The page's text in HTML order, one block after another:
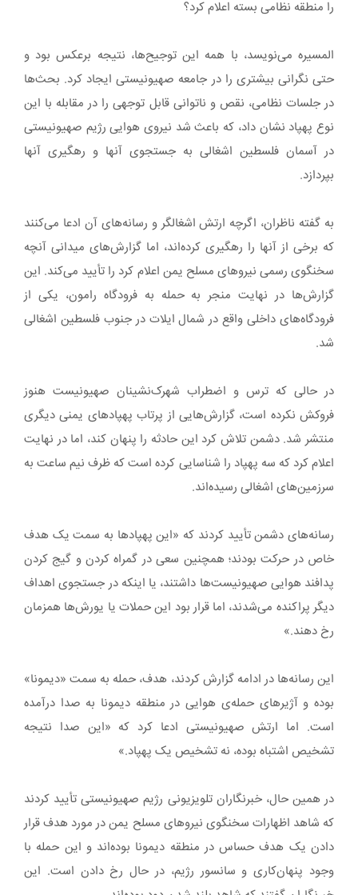
را منطقه نظامی بسته اعلام کرد؟
المسیره می‌نویسد، با همه این توجیح‌ها، نتیجه برعکس بود و
حتی نگرانی بیشتری را در جامعه صهیونیستی ایجاد کرد. بحث‌ها
در جلسات نظامی، نقص و ناتوانی قابل توجهی را در مقابله با این
نوع پهپاد نشان داد، که باعث شد نیروی هوایی رژیم صهیونیستی
در آسمان فلسطین اشغالی به جستجوی آنها و رهگیری آنها
بپردازد.
به گفته ناظران، اگرچه ارتش اشغالگر و رسانه‌های آن ادعا می‌کنند
که برخی از آنها را رهگیری کرده‌اند، اما گزارش‌های میدانی آنچه
سخنگوی رسمی نیروهای مسلح یمن اعلام کرد را تأیید می‌کند. این
گزارش‌ها در نهایت منجر به حمله به فرودگاه رامون، یکی از
فرودگاه‌های داخلی واقع در شمال ایلات در جنوب فلسطین اشغالی
شد.
در حالی که ترس و اضطراب شهرک‌نشینان صهیونیست هنوز
فروکش نکرده است، گزارش‌هایی از پرتاب پهپادهای یمنی دیگری
منتشر شد. دشمن تلاش کرد این حادثه را پنهان کند، اما در نهایت
اعلام کرد که سه پهپاد را شناسایی کرده است که ظرف نیم ساعت به
سرزمین‌های اشغالی رسیده‌اند.
رسانه‌های دشمن تأیید کردند که «این پهپادها به سمت یک هدف
خاص در حرکت بودند؛ همچنین سعی در گمراه کردن و گیج کردن
پدافند هوایی صهیونیست‌ها داشتند، یا اینکه در جستجوی اهداف
دیگر پراکنده می‌شدند، اما قرار بود این حملات یا یورش‌ها همزمان
رخ دهند.»
این رسانه‌ها در ادامه گزارش کردند، هدف، حمله‌ به سمت «دیمونا»
بوده و آژیرهای حمله‌ی هوایی در منطقه‌ دیمونا به صدا درآمده
است. اما ارتش صهیونیستی ادعا کرد که «این صدا نتیجه‌
تشخیص اشتباه بوده، نه تشخیص یک پهپاد.»
در همین حال، خبرنگاران تلویزیونی رژیم صهیونیستی تأیید کردند
که شاهد اظهارات سخنگوی نیروهای مسلح یمن در مورد هدف قرار
دادن یک هدف حساس در منطقه‌ دیمونا بوده‌اند و این حمله با
وجود پنهان‌کاری و سانسور رژیم، در حال رخ دادن است. این